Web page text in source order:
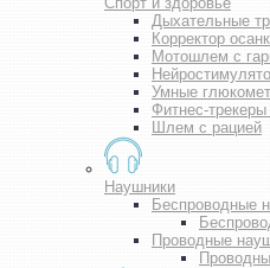
Дыхательные
Корректор
Мотошлем с
Умные
Фитнес-
Шлем с рацией
Наушники
Беспроводные
Проводные